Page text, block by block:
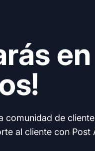
comunidad de
al cliente con Post